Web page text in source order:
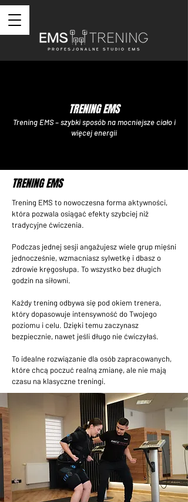
TRENING EMS
Trening EMS – szybki sposób na mocniejsze ciało i
więcej energii
TRENING EMS
Trening EMS to nowoczesna forma aktywności,
która pozwala osiągać efekty szybciej niż
tradycyjne ćwiczenia.
Podczas jednej sesji angażujesz wiele grup mięśni
jednocześnie, wzmacniasz sylwetkę i dbasz o
zdrowie kręgosłupa. To wszystko bez długich
godzin na siłowni.
Każdy trening odbywa się pod okiem trenera,
który dopasowuje intensywność do Twojego
poziomu i celu. Dzięki temu zaczynasz
bezpiecznie, nawet jeśli długo nie ćwiczyłaś.
To idealne rozwiązanie dla osób zapracowanych,
które chcą poczuć realną zmianę, ale nie mają
czasu na klasyczne treningi.